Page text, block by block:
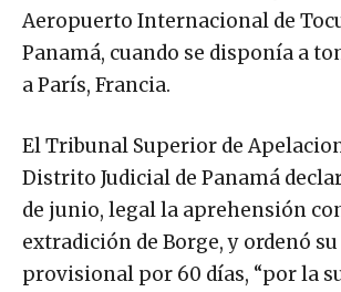
Aeropuerto Internacional de
Panamá, cuando se disponía a
a París, Francia.
El Tribunal Superior de
Distrito Judicial de Panamá
de junio, legal la aprehensión
extradición de Borge, y ordenó
provisional por 60 días, “por la